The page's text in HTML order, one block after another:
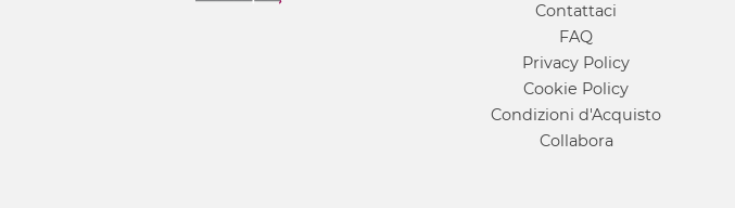
Contattaci
FAQ
Privacy Policy
Cookie Policy
Condizioni d'Acquisto
Collabora